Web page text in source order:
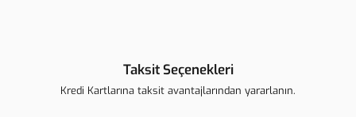
Taksit Seçenekleri
Kredi Kartlarına taksit avantajlarından yararlanın.